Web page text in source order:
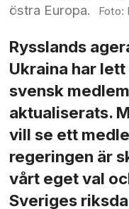
östra Europa.
Rysslands
Ukraina har
svensk
aktualiserats.
vill se ett
regeringen är
vårt eget val
Sveriges